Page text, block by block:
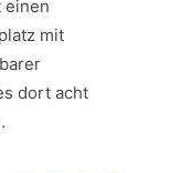
einen
mit
dort acht